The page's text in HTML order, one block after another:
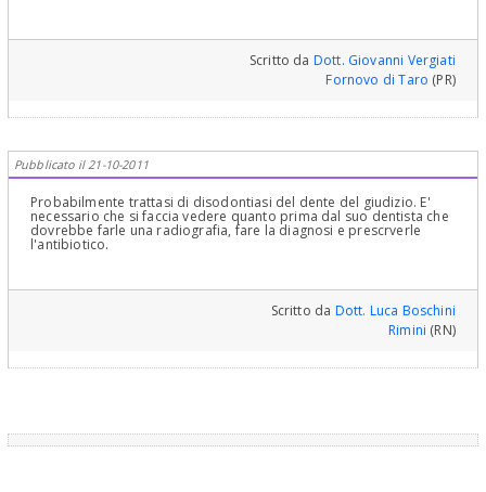
Scritto da Dott. Giovanni Vergiati
Fornovo di Taro (PR)
Pubblicato il 21-10-2011
Probabilmente trattasi di disodontiasi del dente del giudizio. E'
necessario che si faccia vedere quanto prima dal suo dentista che
dovrebbe farle una radiografia, fare la diagnosi e prescrverle
l'antibiotico.
Scritto da Dott. Luca Boschini
Rimini (RN)